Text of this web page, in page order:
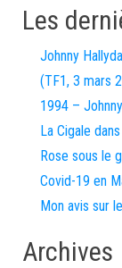
Les
Johnny
(TF1, 3 mars
1994 –
La Cigale
Rose sous le
Covid-19 en
Mon avis sur
Archives